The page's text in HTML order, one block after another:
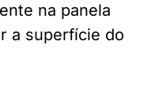
na panela
a superfície do